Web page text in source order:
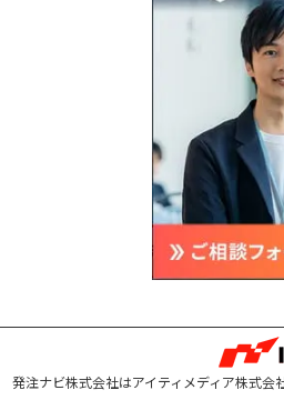
発注ナビ株式会社はアイティメディア株式会